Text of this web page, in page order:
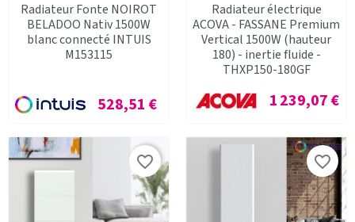
Radiateur Fonte NOIROT
BELADOO Nativ 1500W
blanc connecté INTUIS
M153115
Prix
528,51 €
Radiateur électrique
ACOVA - FASSANE Premium
Vertical 1500W (hauteur
180) - inertie fluide -
THXP150-180GF
Prix
1 239,07 €
favorite_border favorite_border